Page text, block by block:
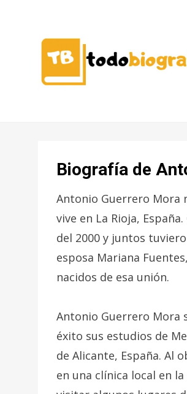
Biografía de
Antonio Guerrero Mora
vive en La Rioja,
del 2000 y juntos
esposa Mariana
nacidos de esa unión.
Antonio Guerrero Mora
éxito sus estudios de
de Alicante, España.
en una clínica local en